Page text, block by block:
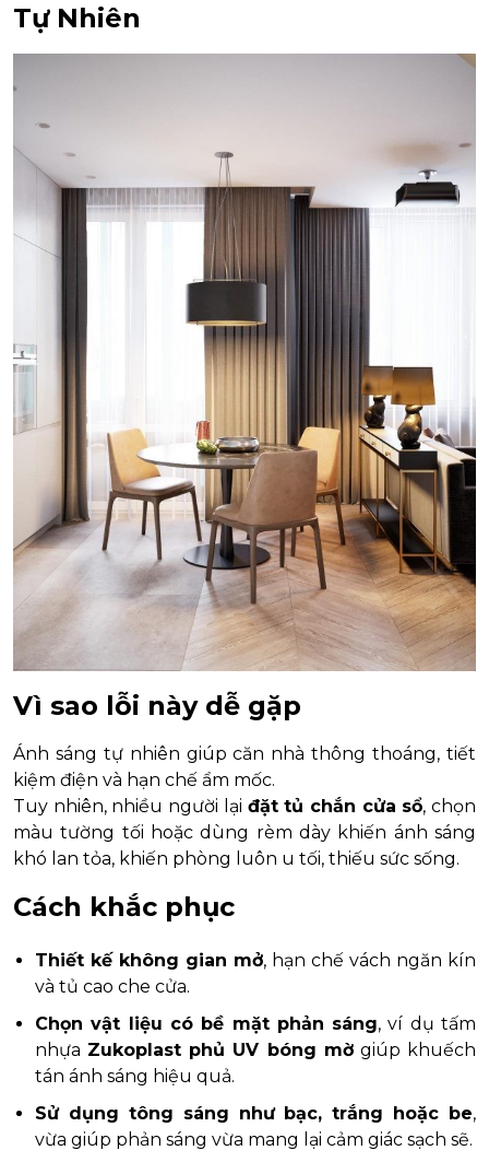
Tự Nhiên
Vì sao lỗi này dễ gặp
Ánh sáng tự nhiên giúp căn nhà thông thoáng, tiết
kiệm điện và hạn chế ẩm mốc.
Tuy nhiên, nhiều người lại đặt tủ chắn cửa sổ, chọn
màu tường tối hoặc dùng rèm dày khiến ánh sáng
khó lan tỏa, khiến phòng luôn u tối, thiếu sức sống.
Cách khắc phục
Thiết kế không gian mở, hạn chế vách ngăn kín
và tủ cao che cửa.
Chọn vật liệu có bề mặt phản sáng, ví dụ tấm
nhựa Zukoplast phủ UV bóng mờgiúp khuếch
tán ánh sáng hiệu quả.
Sử dụng tông sáng như bạc, trắng hoặc be,
vừa giúp phản sáng vừa mang lại cảm giác sạch sẽ.